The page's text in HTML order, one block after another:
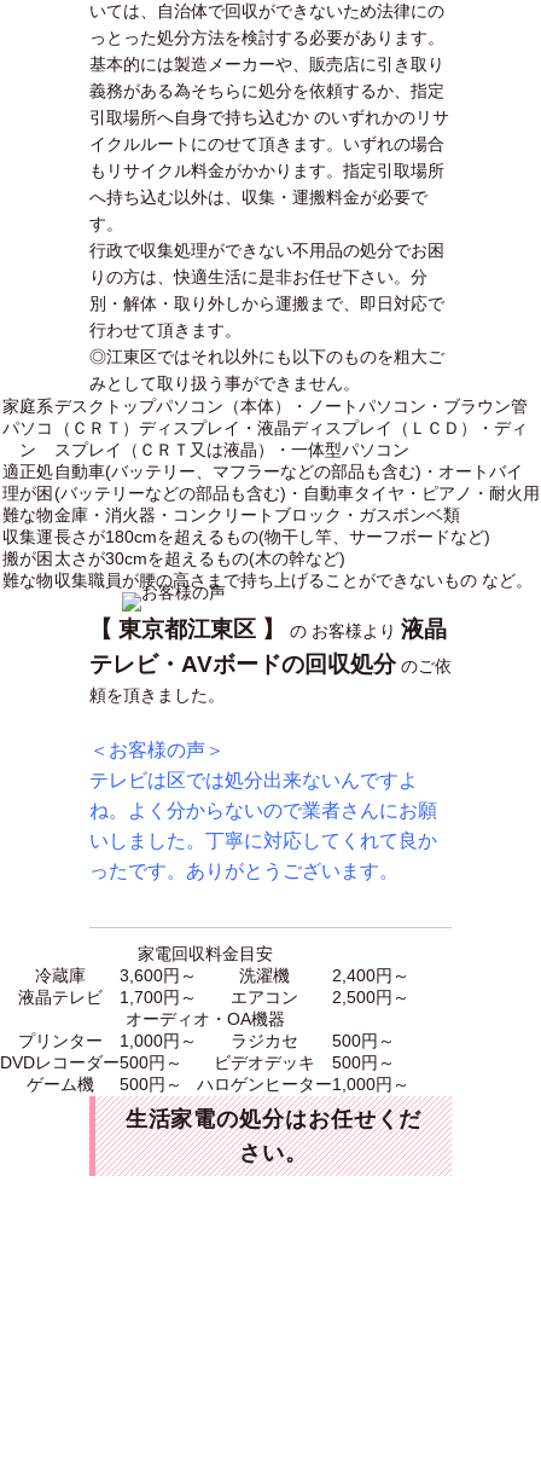
いては、自治体で回収ができないため法律にの
っとった処分方法を検討する必要があります。
基本的には製造メーカーや、販売店に引き取り
義務がある為そちらに処分を依頼するか、指定
引取場所へ自身で持ち込むか のいずれかのリサ
イクルルートにのせて頂きます。いずれの場合
もリサイクル料金がかかります。指定引取場所
へ持ち込む以外は、収集・運搬料金が必要で
す。
行政で収集処理ができない不用品の処分でお困
りの方は、快適生活に是非お任せ下さい。分
別・解体・取り外しから運搬まで、即日対応で
行わせて頂きます。
◎江東区ではそれ以外にも以下のものを粗大ご
みとして取り扱う事ができません。
家庭系
パソコ
ン
デスクトップパソコン（本体）・ノートパソコン・ブラウン管
（ＣＲＴ）ディスプレイ・液晶ディスプレイ（ＬＣＤ）・ディ
スプレイ（ＣＲＴ又は液晶）・一体型パソコン
適正処
理が困
難な物
自動車(バッテリー、マフラーなどの部品も含む)・オートバイ
(バッテリーなどの部品も含む)・自動車タイヤ・ピアノ・耐火用
金庫・消火器・コンクリートブロック・ガスボンベ類
収集運
搬が困
難な物
長さが180cmを超えるもの(物干し竿、サーフボードなど)
太さが30cmを超えるもの(木の幹など)
収集職員が腰の高さまで持ち上げることができないもの など。
【 東京都江東区 】 の お客様より 液晶
テレビ・AVボードの回収処分のご依
頼を頂きました。
＜お客様の声＞
テレビは区では処分出来ないんですよ
ね。よく分からないので業者さんにお願
いしました。丁寧に対応してくれて良か
ったです。ありがとうございます。
家電回収料金目安
冷蔵庫
3,600円～ 洗濯機
2,400円～
液晶テレビ
1,700円～ エアコン
2,500円～
オーディオ・OA機器
プリンター
1,000円～ ラジカセ
500円～
DVDレコーダー500円～ ビデオデッキ
500円～
ゲーム機
500円～ ハロゲンヒーター1,000円～
生活家電の処分はお任せくだ
さい。